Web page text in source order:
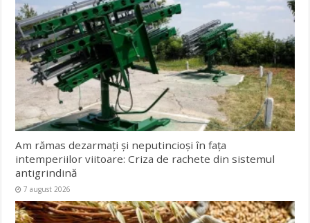
Am rămas dezarmați și neputincioși în fața
intemperiilor viitoare: Criza de rachete din sistemul
antigrindină
7 august 2026